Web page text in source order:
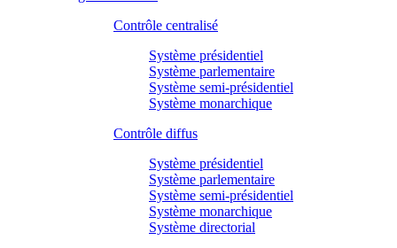
Contrôle centralisé
Système présidentiel
Système parlementaire
Système semi-présidentiel
Système monarchique
Contrôle diffus
Système présidentiel
Système parlementaire
Système semi-présidentiel
Système monarchique
Système directorial